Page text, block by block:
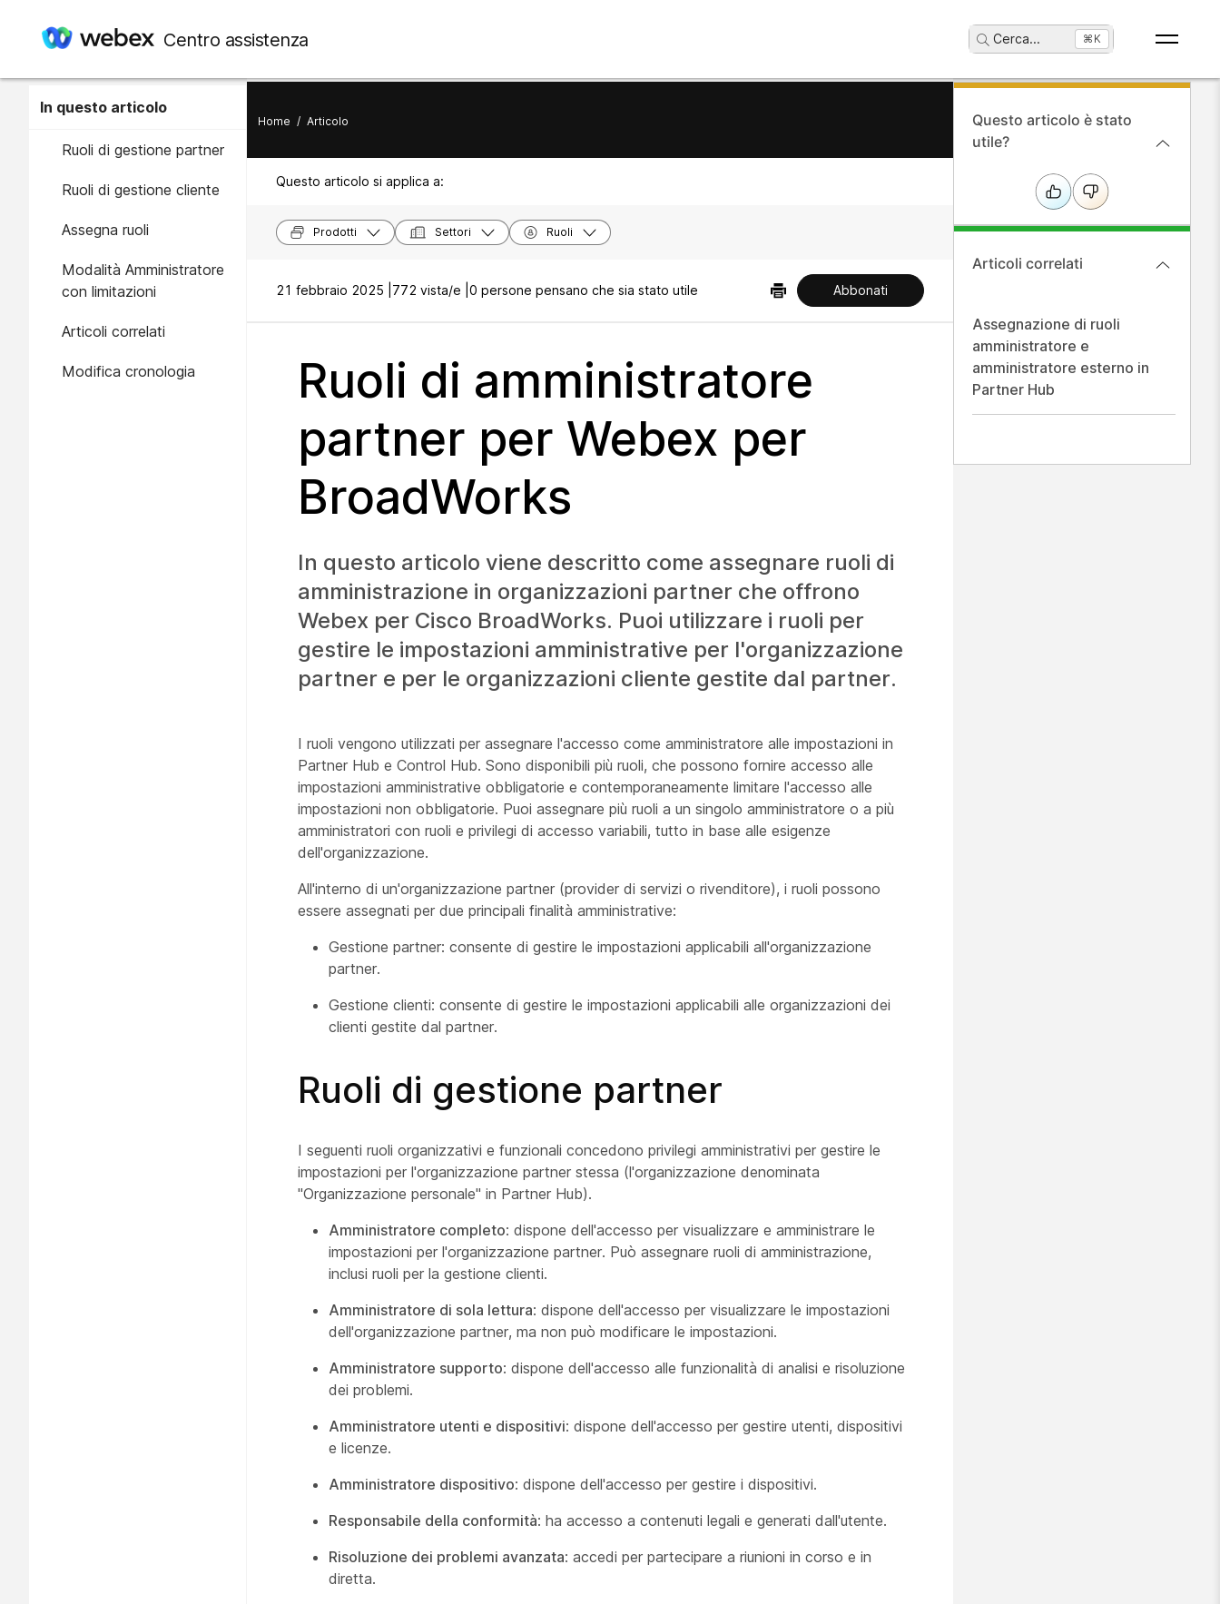
Centro assistenza Cerca... ⌘K
In questo articolo
Ruoli di gestione partner
Ruoli di gestione cliente
Assegna ruoli
Modalità Amministratore
con limitazioni
Articoli correlati
Modifica cronologia
Home / Articolo
Questo articolo si applica a:
Prodotti Settori Ruoli
21 febbraio 2025 | 772 vista/e | 0 persone pensano che sia stato utile Abbonati
Ruoli di amministratore
partner per Webex per
BroadWorks
In questo articolo viene descritto come assegnare ruoli di
amministrazione in organizzazioni partner che offrono
Webex per Cisco BroadWorks. Puoi utilizzare i ruoli per
gestire le impostazioni amministrative per l'organizzazione
partner e per le organizzazioni cliente gestite dal partner.
I ruoli vengono utilizzati per assegnare l'accesso come amministratore alle impostazioni in
Partner Hub e Control Hub. Sono disponibili più ruoli, che possono fornire accesso alle
impostazioni amministrative obbligatorie e contemporaneamente limitare l'accesso alle
impostazioni non obbligatorie. Puoi assegnare più ruoli a un singolo amministratore o a più
amministratori con ruoli e privilegi di accesso variabili, tutto in base alle esigenze
dell'organizzazione.
All'interno di un'organizzazione partner (provider di servizi o rivenditore), i ruoli possono
essere assegnati per due principali finalità amministrative:
Gestione partner: consente di gestire le impostazioni applicabili all'organizzazione
partner.
Gestione clienti: consente di gestire le impostazioni applicabili alle organizzazioni dei
clienti gestite dal partner.
Ruoli di gestione partner
I seguenti ruoli organizzativi e funzionali concedono privilegi amministrativi per gestire le
impostazioni per l'organizzazione partner stessa (l'organizzazione denominata
"Organizzazione personale" in Partner Hub).
Amministratore completo: dispone dell'accesso per visualizzare e amministrare le
impostazioni per l'organizzazione partner. Può assegnare ruoli di amministrazione,
inclusi ruoli per la gestione clienti.
Amministratore di sola lettura: dispone dell'accesso per visualizzare le impostazioni
dell'organizzazione partner, ma non può modificare le impostazioni.
Amministratore supporto: dispone dell'accesso alle funzionalità di analisi e risoluzione
dei problemi.
Amministratore utenti e dispositivi: dispone dell'accesso per gestire utenti, dispositivi
e licenze.
Amministratore dispositivo: dispone dell'accesso per gestire i dispositivi.
Responsabile della conformità: ha accesso a contenuti legali e generati dall'utente.
Risoluzione dei problemi avanzata: accedi per partecipare a riunioni in corso e in
diretta.
Questo articolo è stato
utile?
Articoli correlati
Assegnazione di ruoli
amministratore e
amministratore esterno in
Partner Hub